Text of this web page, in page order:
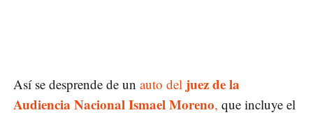
Así se desprende de un auto del juez de la
Audiencia Nacional Ismael Moreno, que incluye el